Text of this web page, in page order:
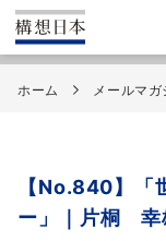
ホーム メールマガ
【No.840】
ー」｜片桐 幸